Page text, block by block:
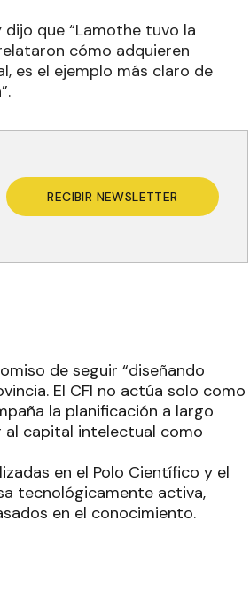
que “Lamothe tuvo la
cómo adquieren
es el ejemplo más claro de
RECIBIR NEWSLETTER
de seguir “diseñando
El CFI no actúa solo como
la planificación a largo
al capital intelectual como
en el Polo Científico y el
tecnológicamente activa,
en el conocimiento.